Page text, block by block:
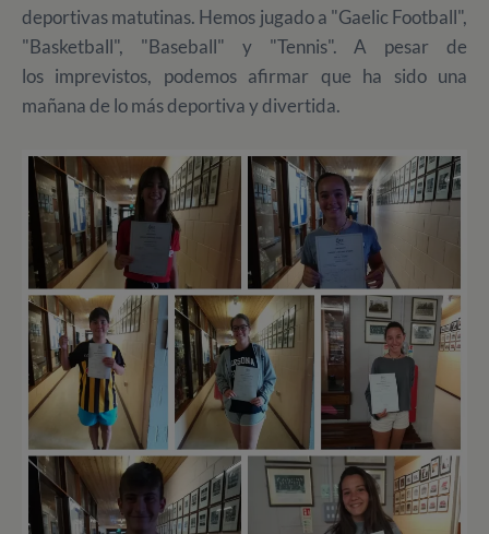
deportivas matutinas. Hemos jugado a "Gaelic Football",
"Basketball", "Baseball" y "Tennis". A pesar de
los imprevistos, podemos afirmar que ha sido una
mañana de lo más deportiva y divertida.